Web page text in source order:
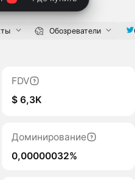
Обозреватели
FDV
$ 6,3K
Доминирование
0,00000032%